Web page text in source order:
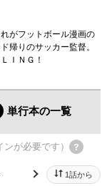
がフットボール漫画の
帰りのサッカー監督。
ＩＮＧ！
単行本の一覧
が必要です）
315 - 216 215 -
next 1話から